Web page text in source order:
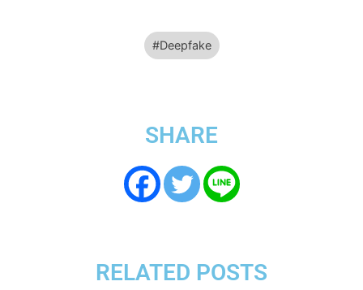
Deepfake
SHARE
RELATED POSTS